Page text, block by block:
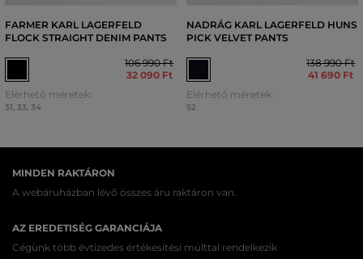
FARMER KARL LAGERFELD
FLOCK STRAIGHT DENIM PANTS
106 990 Ft
32 090 Ft
Elérhető méretek:
31, 33, 34
NADRÁG KARL LAGERFELD HUNS
PICK VELVET PANTS
138 990 Ft
41 690 Ft
Elérhető méretek:
52
MINDEN RAKTÁRON
A webáruházban lévő összes áru raktáron van.
AZ EREDETISÉG GARANCIÁJA
Cégünk több évtizedes értékesítési múlttal rendelkezik